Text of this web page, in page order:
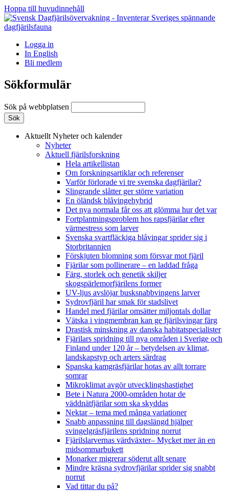
Hoppa till huvudinnehåll
Logga in
In English
Bli medlem
Sökformulär
Sök på webbplatsen
Aktuellt Nyheter och kalender
Nyheter
Aktuell fjärilsforskning
Hela artikellistan
Om forskningsartiklar och referenser
Varför förlorade vi tre svenska dagfjärilar?
Slingrande slåtter ger större variation
En öländsk blåvingehybrid
Det nya normala får oss att glömma hur det var
Fortplantningsproblem hos rapsfjärilar efter
värmestress som larver
Svenska svartfläckiga blåvingar sprider sig i
Storbritannien
Förskjuten blomning som försvar mot fjäril
Fjärilar som pollinerare – en laddad fråga
Färg, storlek och genetik skiljer
skogspärlemorfjärilens former
UV-ljus avslöjar busksnabbvingens larver
Sydrovfjäril har smak för stadslivet
Handel med fjärilar omsätter miljontals dollar
Vätska i vingmembran kan ge fjärilsvingar färg
Drastisk minskning av danska habitatspecialister
Fjärilars spridning till nya områden i Sverige och
Finland under 120 år– betydelsen av klimat,
landskapstyp och arters särdrag
Spanska kamgräsfjärilar hotas av allt torrare
somrar
Mikroklimat avgör utvecklingshastighet
Bete i Natura 2000-områden hotar de
väddnätfjärilar som ska skyddas
Nektar – tema med många variationer
Snabb anpassning till dagslängd hjälper
svingelgräsfjärilens spridning norrut
Fjärilslarvernas värdväxter– Mycket mer än en
midsommarbukett
Monarker migrerar söderut allt senare
Mindre kräsna sydrovfjärilar sprider sig snabbt
norrut
Vad tittar du på?